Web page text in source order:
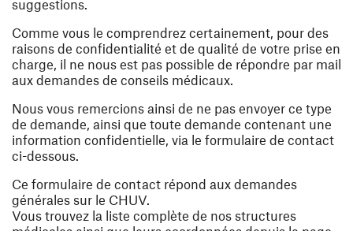
suggestions.
Comme vous le comprendrez certainement, pour des
raisons de confidentialité et de qualité de votre prise en
charge, il ne nous est pas possible de répondre par mail
aux demandes de conseils médicaux.
Nous vous remercions ainsi de ne pas envoyer ce type
de demande, ainsi que toute demande contenant une
information confidentielle, via le formulaire de contact
ci-dessous.
Ce formulaire de contact répond aux demandes
générales sur le CHUV.
Vous trouvez la liste complète de nos structures